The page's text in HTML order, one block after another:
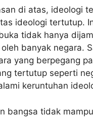
di atas, ideologi
ideologi tertutup.
tidak hanya
banyak negara.
yang berpegang
tertutup seperti
keruntuhan
bangsa tidak mampu